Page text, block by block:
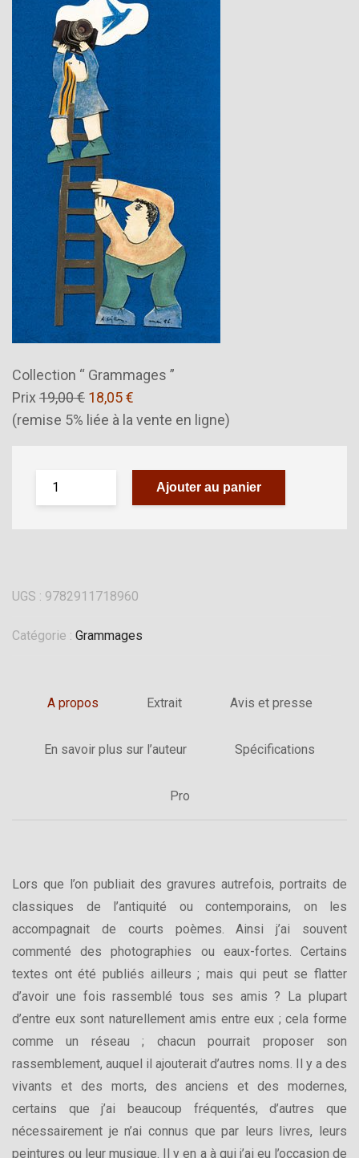
Collection “ Grammages ”
Prix 19,00 € 18,05 €
(remise 5% liée à la vente en ligne)
Ajouter au panier
UGS : 9782911718960
Catégorie : Grammages
A propos Extrait Avis et presse
En savoir plus sur l’auteur Spécifications
Pro
Lors que l’on publiait des gravures autrefois, portraits de
classiques de l’antiquité ou contemporains, on les
accompagnait de courts poèmes. Ainsi j’ai souvent
commenté des photographies ou eaux-fortes. Certains
textes ont été publiés ailleurs ; mais qui peut se flatter
d’avoir une fois rassemblé tous ses amis ? La plupart
d’entre eux sont naturellement amis entre eux ; cela forme
comme un réseau ; chacun pourrait proposer son
rassemblement, auquel il ajouterait d’autres noms. Il y a des
vivants et des morts, des anciens et des modernes,
certains que j’ai beaucoup fréquentés, d’autres que
nécessairement je n’ai connus que par leurs livres, leurs
peintures ou leur musique. Il y en a à qui j’ai eu l’occasion de